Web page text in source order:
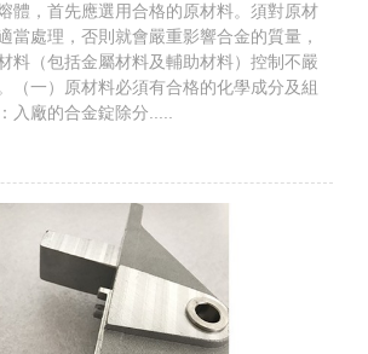
體，首先應選用合格的原材料。須對原材
當處理，否則就會嚴重影響合金的質量，
料（包括金屬材料及輔助材料）控制不嚴
（一）原材料必須有合格的化學成分及組
入廠的合金錠除分.....